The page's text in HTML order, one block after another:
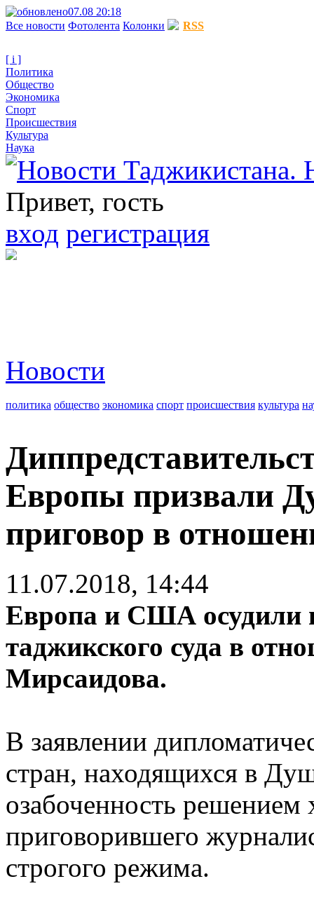
07.08 20:18
Все новости Фотолента Колонки RSS
[ i ]
Политика
Общество
Экономика
Спорт
Происшествия
Культура
Наука
Привет, гость
вход регистрация
Новости
политика общество экономика спорт происшествия культура
Европы призвали
приговор в
11.07.2018, 14:44
Европа и США осудили
таджикского суда в
Мирсаидова.
В заявлении
стран, находящихся в
озабоченность решением
приговорившего
строгого режима.